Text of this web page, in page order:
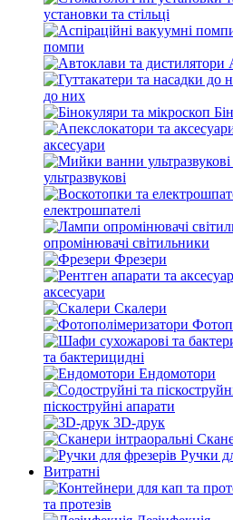
установки та стільці
помпи
до них
аксесуари
ультразвукові
електрошпателі
опромінювачі світильники
Фрезери
аксесуари
Скалери
та бактерицидні
Ендомотори
піскоструйні апарати
3D-друк
Ручки
Витратні
та протезів